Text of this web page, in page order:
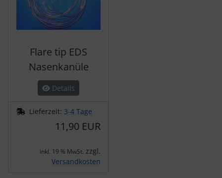
Flare tip EDS
Nasenkanüle
Details
Lieferzeit: 3-4 Tage
11,90 EUR
inkl. 19 % MwSt. zzgl.
Versandkosten